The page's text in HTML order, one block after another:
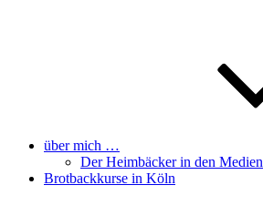
über mich …
Der Heimbäcker in den Medien
Brotbackkurse in Köln